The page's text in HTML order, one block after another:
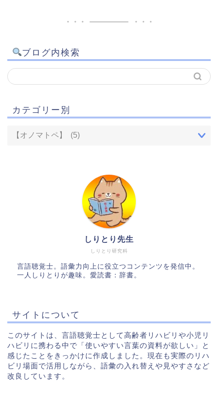
ブログ内検索
カテゴリー別
しりとり研究科
しりとり先生
言語聴覚士。語彙力向上に役立つコンテンツを発信中。
一人しりとりが趣味。愛読書：辞書。
サイトについて
このサイトは、言語聴覚士として高齢者リハビリや小児リ
ハビリに携わる中で「使いやすい言葉の資料が欲しい」と
感じたことをきっかけに作成しました。現在も実際のリハ
ビリ場面で活用しながら、語彙の入れ替えや見やすさなど
改良しています。